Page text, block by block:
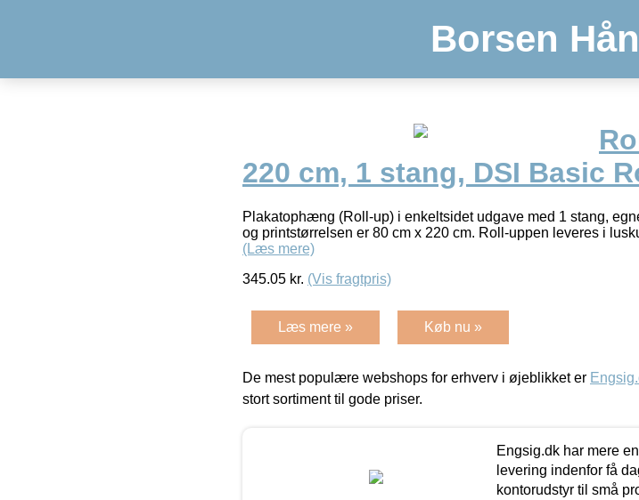
Borsen
220 cm, 1 stang, DSI Basic
Plakatophæng (Roll-up) i enkeltsidet udgave med 1 stang,
og printstørrelsen er 80 cm x 220 cm. Roll-uppen leveres i
(Læs mere)
345.05 kr. (Vis fragtpris)
Læs mere » Køb nu »
De mest populære webshops for erhverv i øjeblikket er
stort sortiment til gode priser.
Engsig.dk har mere
levering indenfor få
kontorudstyr til små